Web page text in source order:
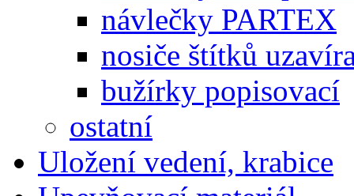
návlečky PARTEX
nosiče štítků
bužírky popisovací
ostatní
Uložení vedení, krabice